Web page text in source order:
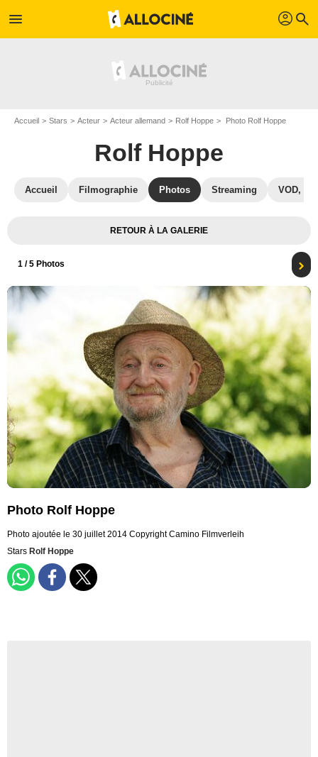
menu profil search
Accueil Stars Acteur Acteur allemand Rolf Hoppe Photo Rolf Hoppe
Rolf Hoppe
Accueil Filmographie Photos Streaming VOD,
RETOUR À LA GALERIE
1 / 5 Photos
Photo Rolf Hoppe
Photo ajoutée le 30 juillet 2014 Copyright Camino Filmverleih
Stars Rolf Hoppe